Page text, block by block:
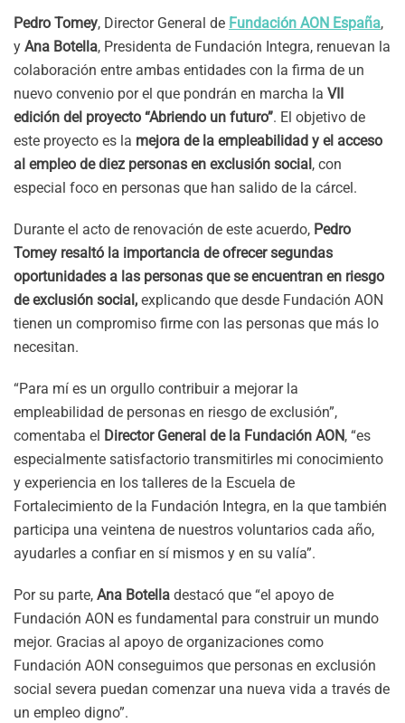
Pedro Tomey, Director General de Fundación AON España,
y Ana Botella, Presidenta de Fundación Integra, renuevan la
colaboración entre ambas entidades con la firma de un
nuevo convenio por el que pondrán en marcha la VII
edición del proyecto “Abriendo un futuro”. El objetivo de
este proyecto es la mejora de la empleabilidad y el acceso
al empleo de diez personas en exclusión social, con
especial foco en personas que han salido de la cárcel.
Durante el acto de renovación de este acuerdo, Pedro
Tomey resaltó la importancia de ofrecer segundas
oportunidades a las personas que se encuentran en riesgo
de exclusión social, explicando que desde Fundación AON
tienen un compromiso firme con las personas que más lo
necesitan.
“Para mí es un orgullo contribuir a mejorar la
empleabilidad de personas en riesgo de exclusión”,
comentaba el Director General de la Fundación AON, “es
especialmente satisfactorio transmitirles mi conocimiento
y experiencia en los talleres de la Escuela de
Fortalecimiento de la Fundación Integra, en la que también
participa una veintena de nuestros voluntarios cada año,
ayudarles a confiar en sí mismos y en su valía”.
Por su parte, Ana Botella destacó que “el apoyo de
Fundación AON es fundamental para construir un mundo
mejor. Gracias al apoyo de organizaciones como
Fundación AON conseguimos que personas en exclusión
social severa puedan comenzar una nueva vida a través de
un empleo digno”.